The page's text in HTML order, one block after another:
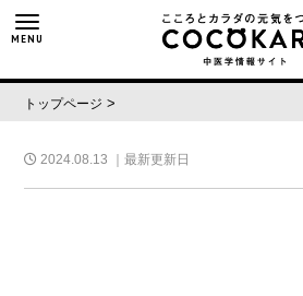
MENU
トップページ >
2024.08.13 ｜最新更新日